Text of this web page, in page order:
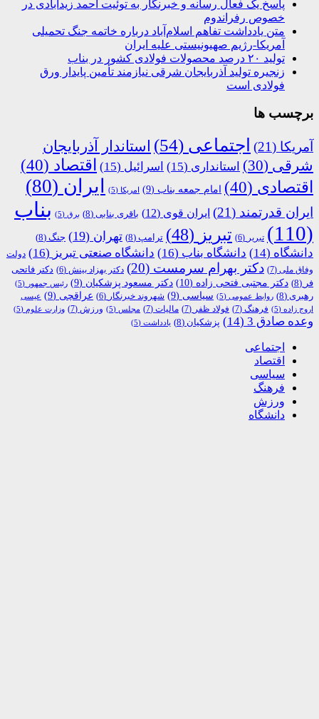
پاسخ یک فعال رسانه و خبرنگار به توئیت احمد زیدآبادی در
خصوص رفراندوم
متن یادداشت تفاهم اسلام‌آباد درباره خاتمه جنگ تحمیلی
آمریکا-رژیم صهیونیستی علیه ایران
تولید ۲۰ درصد محصولات فولادی کشور در بناب
زنجیره تولید آذربایجان شرقی نیازمند تأمین پایدار ورق
فولادی است
برچسب ها
آمریکا (21) اجتماعی (54)
استاندار آذربایجان
شرقی (30) استانداری (15) اسرائیل (15) اقتصاد (40)
اقتصادی (40) امام جمعه بناب (9) امریکا (5) ایران (80)
ایران قدرتمند (21) ایران قوی (12) باقری بنابی (8) برق (5)
بناب
(110)
تبریر (6) تبریز (48) ترامپ (8) تهران (19) جنگ (8)
دانشگاه (14) دانشگاه بناب (16) دانشگاه صنعتی تبریز (16)
دولت
وفاق ملی (7) دکتر بهرام سرمست (20) دکتر بهزاد بینش (6)
دکتر فاتحی
فر (8) دکتر مجتبی فتحی زاده (10) دکتر مسعود پزشکیان (9) رئیس جمهور (5)
رهبری (8) روابط عمومی (5) سیاسی (9) شهروند خبرنگار (6) عراقچی (9)
عیسی
اروج زاده (5) فرهنگ (7) فولاد ظفر (7) مالیات (7) مجلس (5) ورزش (7) وزارت علوم (5)
وعده صادق 3 (14) پزشکیان (8) یادداشت (5)
اجتماعی
اقتصاد
سیاسی
فرهنگ
ورزش
دانشگاه